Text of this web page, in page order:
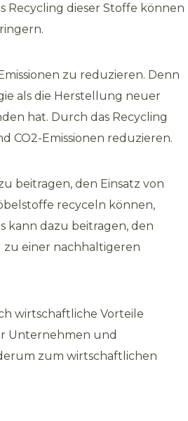
Recycling dieser Stoffe können
zu reduzieren. Denn
als die Herstellung neuer
hat. Durch das Recycling
CO2-Emissionen reduzieren.
beitragen, den Einsatz von
recyceln können,
kann dazu beitragen, den
einer nachhaltigeren
wirtschaftliche Vorteile
Unternehmen und
zum wirtschaftlichen